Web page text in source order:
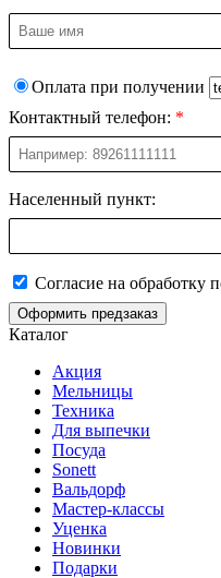
Оплата при получении
Контактный телефон:
Населенный пункт:
Согласие на обработку
Оформить предзаказ
Каталог
Акция
Мельницы
Техника
Для выпечки
Посуда
Sonett
Вальдорф
Мастер-классы
Уценка
Новинки
Подарки